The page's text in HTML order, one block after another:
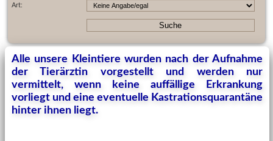
Art:
Alle unsere Kleintiere wurden nach der Aufnahme
der Tierärztin vorgestellt und werden nur
vermittelt, wenn keine auffällige Erkrankung
vorliegt und eine eventuelle Kastrationsquarantäne
hinter ihnen liegt.